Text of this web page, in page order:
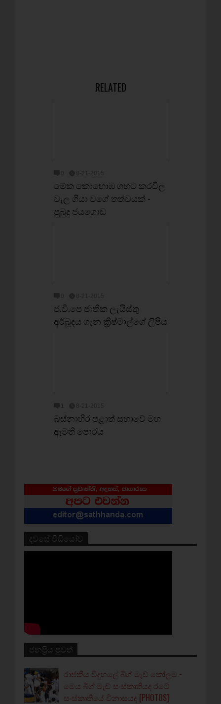
RELATED
මේක කොහොඹ ගහට කරවිල
වැල ගියා වගේ තත්වයක් -
පුබුදු ජයගොඩ
ජ.වි.පෙ ජාතික ලැයිස්තු
අර්බූදය ගැන ක්‍රිෂ්මාල්ගේ ලිපිය
බස්නාහිර පළාත් සභාවේ මහ
ඇමති පොරය
දවසේ වීඩියෝව
ජනප්‍රිය පුවත්
රාජකීය විදුහලේ බිග් මැච් කෝලම -
මෙය බිග් මැච් සංස්කෘතියද රටේ
සංස්කෘතියේ විනාසයද [PHOTOS]